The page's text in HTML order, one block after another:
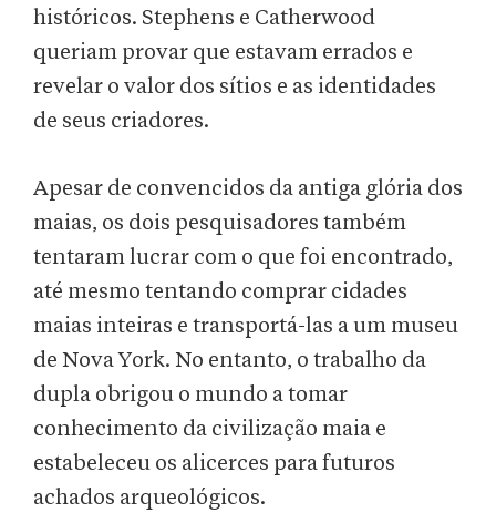
históricos. Stephens e Catherwood
queriam provar que estavam errados e
revelar o valor dos sítios e as identidades
de seus criadores.
Apesar de convencidos da antiga glória dos
maias, os dois pesquisadores também
tentaram lucrar com o que foi encontrado,
até mesmo tentando comprar cidades
maias inteiras e transportá-las a um museu
de Nova York. No entanto, o trabalho da
dupla obrigou o mundo a tomar
conhecimento da civilização maia e
estabeleceu os alicerces para futuros
achados arqueológicos.